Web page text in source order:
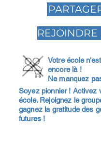
REJOINDRE
Votre école
encore là !
Ne manquez
Soyez pionnier ! Activez
école. Rejoignez le
gagnez la gratitude des
futures !